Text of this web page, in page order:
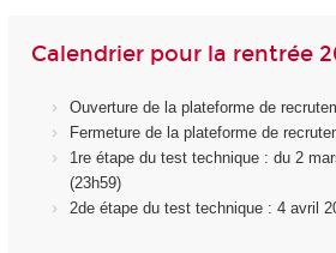
Calendrier pour la rentrée
Ouverture de la plateforme de
Fermeture de la plateforme de
1re étape du test technique : du 2
(23h59)
2de étape du test technique : 4 avril